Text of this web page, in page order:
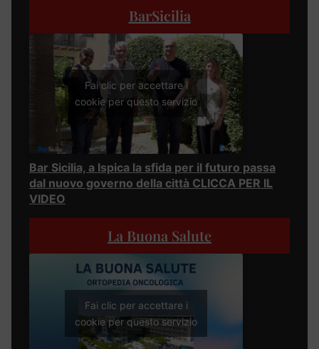
BarSicilia
Fai clic per accettare i
cookie per questo servizio
Bar Sicilia, a Ispica la sfida per il futuro passa
dal nuovo governo della città CLICCA PER IL
VIDEO
La Buona Salute
Fai clic per accettare i
cookie per questo servizio